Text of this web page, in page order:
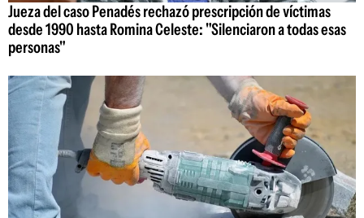
Jueza del caso Penadés rechazó prescripción de víctimas
desde 1990 hasta Romina Celeste: "Silenciaron a todas esas
personas"